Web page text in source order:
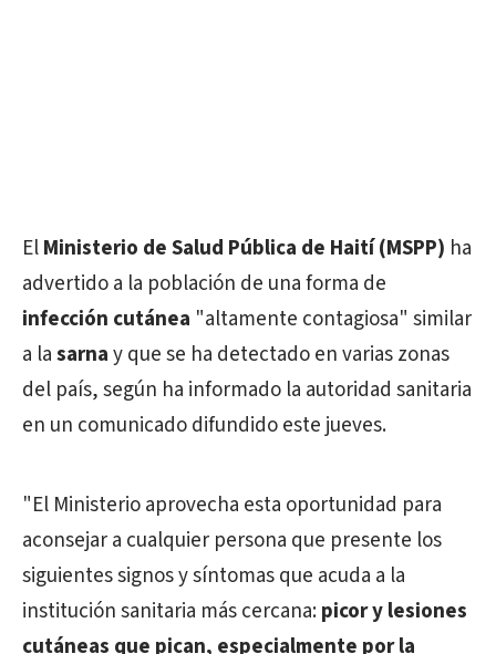
ElMinisterio de Salud Pública de Haití (MSPP) ha
advertido a la población de una forma de
infección cutánea "altamente contagiosa" similar
a lasarnay que se ha detectado en varias zonas
del país, según ha informado la autoridad sanitaria
en un comunicado difundido este jueves.
"El Ministerio aprovecha esta oportunidad para
aconsejar a cualquier persona que presente los
siguientes signos y síntomas que acuda a la
institución sanitaria más cercana:picor y lesiones
cutáneas que pican, especialmente por la